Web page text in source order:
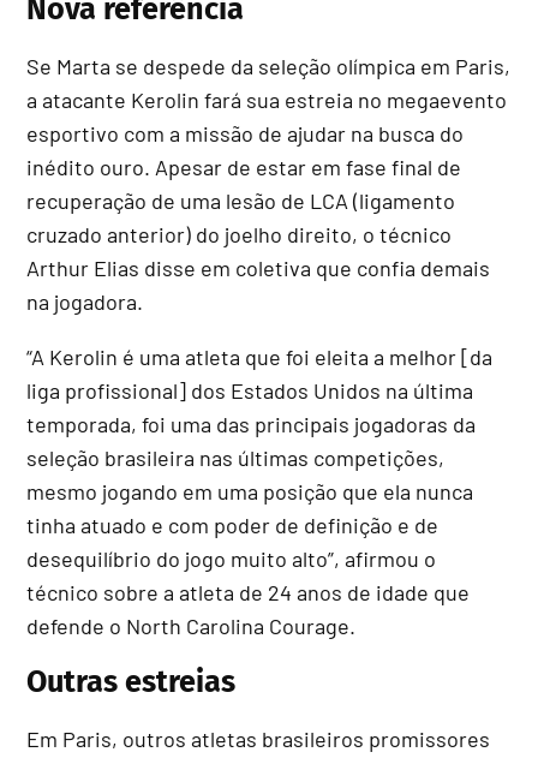
Nova referência
Se Marta se despede da seleção olímpica em Paris,
a atacante Kerolin fará sua estreia no megaevento
esportivo com a missão de ajudar na busca do
inédito ouro. Apesar de estar em fase final de
recuperação de uma lesão de LCA (ligamento
cruzado anterior) do joelho direito, o técnico
Arthur Elias disse em coletiva que confia demais
na jogadora.
“A Kerolin é uma atleta que foi eleita a melhor [da
liga profissional] dos Estados Unidos na última
temporada, foi uma das principais jogadoras da
seleção brasileira nas últimas competições,
mesmo jogando em uma posição que ela nunca
tinha atuado e com poder de definição e de
desequilíbrio do jogo muito alto”, afirmou o
técnico sobre a atleta de 24 anos de idade que
defende o North Carolina Courage.
Outras estreias
Em Paris, outros atletas brasileiros promissores